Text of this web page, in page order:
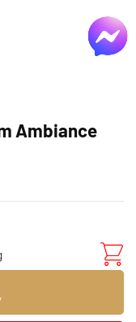
Ambiance
2062 số lượng